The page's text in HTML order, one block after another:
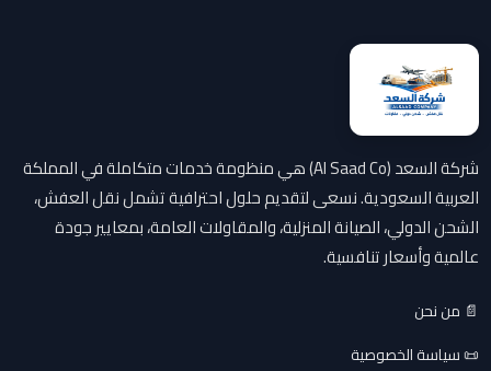
شركة السعد (Al Saad Co) هي منظومة خدمات متكاملة في المملكة
العربية السعودية. نسعى لتقديم حلول احترافية تشمل نقل العفش،
الشحن الدولي، الصيانة المنزلية، والمقاولات العامة، بمعايير جودة
عالمية وأسعار تنافسية.
📄 من نحن
📜 سياسة الخصوصية